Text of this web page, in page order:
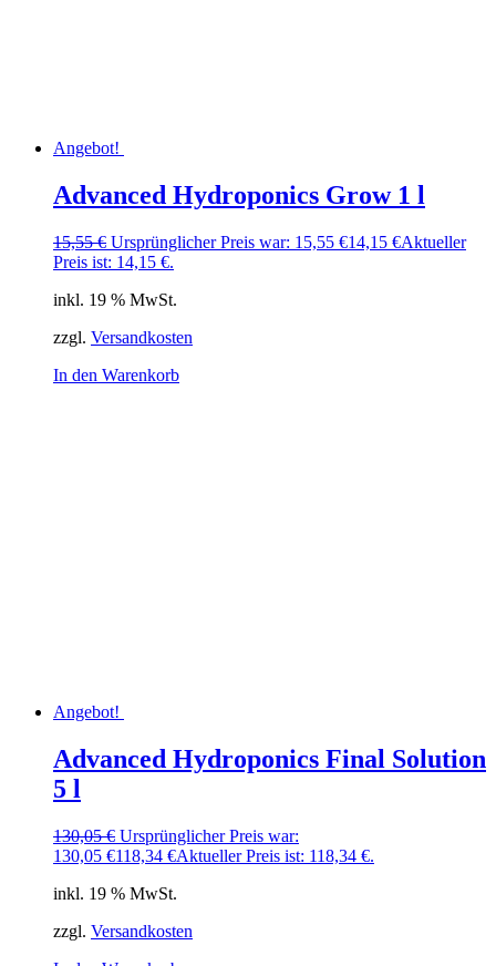
Angebot!
Advanced Hydroponics Grow 1 l
15,55€ Ursprünglicher Preis war: 15,55 €14,15 €Aktueller
Preis ist: 14,15 €.
inkl. 19 % MwSt.
zzgl. Versandkosten
In den Warenkorb
Angebot!
Advanced Hydroponics Final Solution
5 l
130,05€ Ursprünglicher Preis war:
130,05 €118,34 €Aktueller Preis ist: 118,34 €.
inkl. 19 % MwSt.
zzgl. Versandkosten